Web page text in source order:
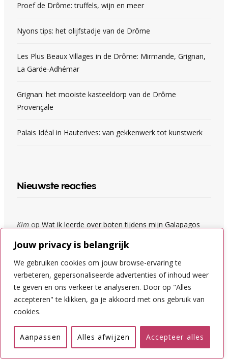
Jouw privacy is belangrijk
We gebruiken cookies om jouw browse-ervaring te
verbeteren, gepersonaliseerde advertenties of inhoud weer
te geven en ons verkeer te analyseren. Door op "Alles
accepteren" te klikken, ga je akkoord met ons gebruik van
cookies.
Aanpassen Alles afwijzen Accepteer alles
Proef de Drôme: truffels, wijn en meer
Nyons tips: het olijfstadje van de Drôme
Les Plus Beaux Villages in de Drôme: Mirmande, Grignan,
La Garde-Adhémar
Grignan: het mooiste kasteeldorp van de Drôme
Provençale
Palais Idéal in Hauterives: van gekkenwerk tot kunstwerk
Nieuwste reacties
Kim op Wat ik leerde over boten tijdens mijn Galapagos
Helga SmitopWat ik leerde over boten tijdens mijn
Galapagos ‘cruise’
KimopDana in Jordanië: dit mis je als je direct doorrijdt
naar Petra
Erik van Turnhout - Reisprins.nlop
Dana in Jordanië: dit mis